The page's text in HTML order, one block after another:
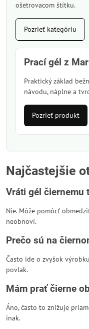
ošetrovacom štítku.
Pozrieť kategóriu
Prací gél z
Praktický základ
návodu, náplne a
Pozrieť produkt
Najčastejšie
Vráti gél čiernemu
Nie. Môže pomôcť
neobnoví.
Prečo sú na
Často ide o zvyšok
povlak.
Mám prať čierne
Áno, často to znižuje
inak.